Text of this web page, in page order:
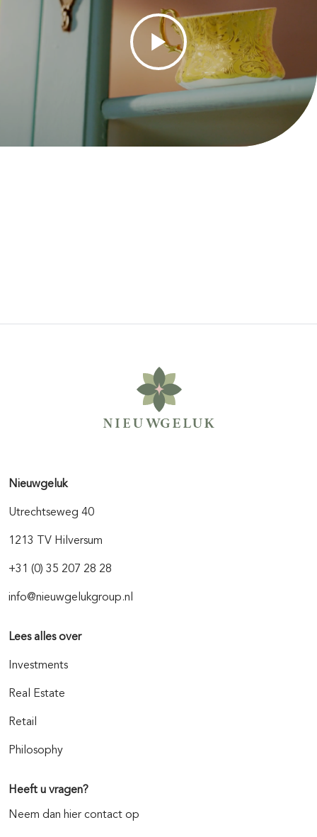
Nieuwgeluk
Utrechtseweg 40
1213 TV Hilversum
+31 (0) 35 207 28 28
info@nieuwgelukgroup.nl
Lees alles over
Investments
Real Estate
Retail
Philosophy
Heeft u vragen?
Neem dan hier contact op